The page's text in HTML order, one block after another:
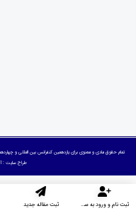
تمام حقوق مادی و معنوی برای یازدهمین کنفرانس بین المللی و
طراح سایت :
ثبت نام و ورود به سایت ثبت مقاله جدید